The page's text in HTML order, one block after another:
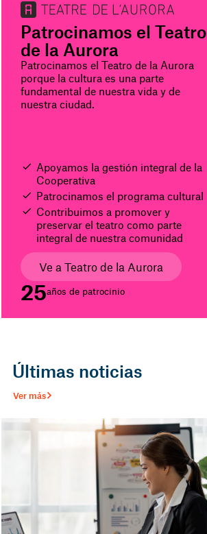
Patrocinamos el Teatro
de la Aurora
Patrocinamos el Teatro de la Aurora
porque la cultura es una parte
fundamental de nuestra vida y de
nuestra ciudad.
Apoyamos la gestión integral de la
Cooperativa
Patrocinamos el programa cultural
Contribuimos a promover y
preservar el teatro como parte
integral de nuestra comunidad
Ve a Teatro de la Aurora
25años de patrocinio
Últimas noticias
Ver más